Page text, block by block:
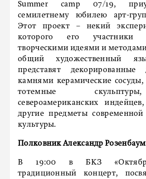
Summer camp 07/19,
семилетнему юбилею арт-
Этот проект – некий
которого его участники
творческими идеями и
общий художественный
представят декорированные
камнями керамические
тотемные
североамериканских
другие предметы
культуры.
Полковник Александр Розенбаум
В 19:00 в БКЗ
традиционный концерт,